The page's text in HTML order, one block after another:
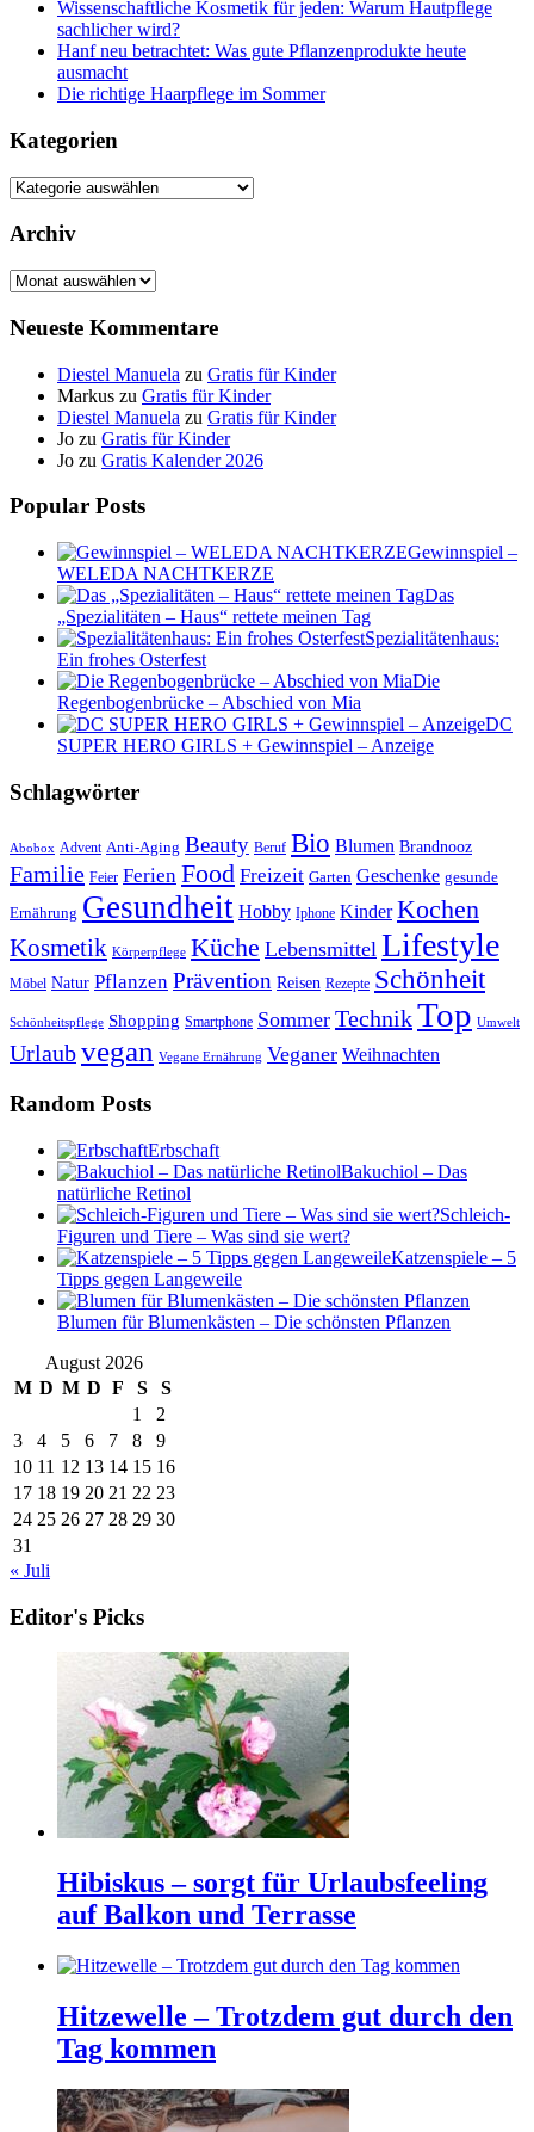
Wissenschaftliche Kosmetik für jeden: Warum Hautpflege
sachlicher wird?
Hanf neu betrachtet: Was gute Pflanzenprodukte heute
ausmacht
Die richtige Haarpflege im Sommer
Kategorien
Kategorien
Archiv
Archiv
Neueste Kommentare
Diestel Manuela zu Gratis für Kinder
Markus zu Gratis für Kinder
Diestel Manuela zu Gratis für Kinder
Jo zu Gratis für Kinder
Jo zu Gratis Kalender 2026
Popular Posts
Gewinnspiel –
WELEDA NACHTKERZE
Das
„Spezialitäten – Haus“ rettete meinen Tag
Spezialitätenhaus:
Ein frohes Osterfest
Die
Regenbogenbrücke – Abschied von Mia
DC
SUPER HERO GIRLS + Gewinnspiel – Anzeige
Schlagwörter
Abobox Advent Anti-Aging Beauty Beruf Bio Blumen Brandnooz
Familie Feier Ferien Food Freizeit Garten Geschenke gesunde
Ernährung Gesundheit Hobby Iphone Kinder Kochen
Kosmetik Körperpflege Küche Lebensmittel Lifestyle
Möbel Natur Pflanzen Prävention Reisen Rezepte Schönheit
Schönheitspflege Shopping Smartphone Sommer TechnikTop Umwelt
Urlaubvegan Vegane Ernährung Veganer Weihnachten
Random Posts
Erbschaft
Bakuchiol – Das
natürliche Retinol
Schleich-
Figuren und Tiere – Was sind sie wert?
Katzenspiele – 5
Tipps gegen Langeweile
Blumen für Blumenkästen – Die schönsten Pflanzen
August 2026
M D M D F S
S
1
2
3
4 5 6 7 8
9
10 11 12 13 14 15 16
17 18 19 20 21 22 23
24 25 26 27 28 29 30
31
« Juli
Editor's Picks
Hibiskus – sorgt für Urlaubsfeeling
auf Balkon und Terrasse
Hitzewelle – Trotzdem gut durch den
Tag kommen